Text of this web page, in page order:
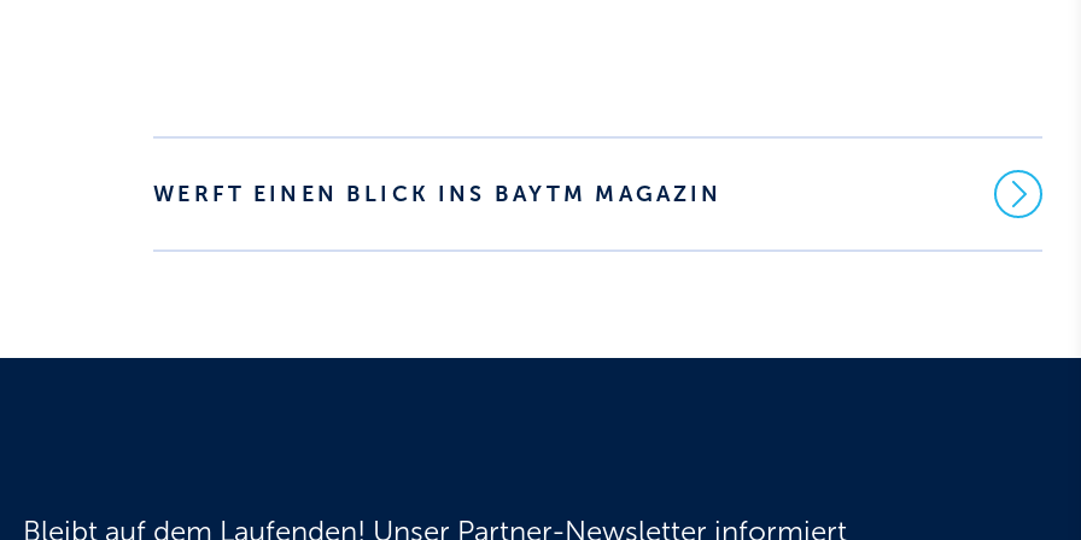
WERFT EINEN BLICK INS BAYTM MAGAZIN
Bleibt auf dem Laufenden! Unser Partner-Newsletter informiert